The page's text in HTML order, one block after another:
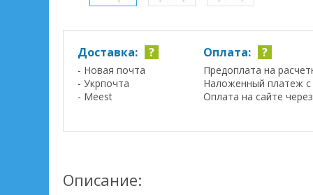
Доставка: ?
- Новая почта
- Укрпочта
- Meest
Оплата: ?
Предоплата на
Наложенный платеж с
Оплата на сайте
Описание: